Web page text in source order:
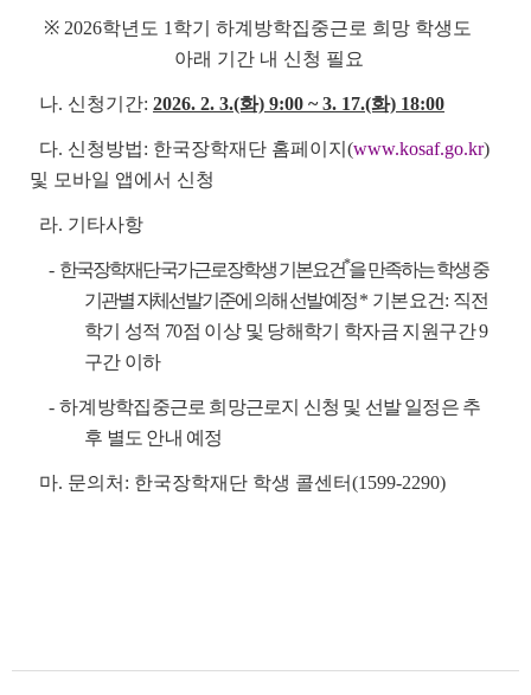
※ 2026학년도 1학기 하계방학집중근로 희망 학생도
아래 기간 내 신청 필요
나. 신청기간: 2026. 2. 3.(화) 9:00 ~ 3. 17.(화) 18:00
다. 신청방법: 한국장학재단 홈페이지(www.kosaf.go.kr)
및 모바일 앱에서 신청
라. 기타사항
- 한국장학재단 국가근로장학생 기본요건*을 만족하는 학생 중
기관별 자체선발기준에 의해 선발 예정* 기본요건: 직전
학기 성적 70점 이상 및 당해학기 학자금 지원구간 9
구간 이하
- 하계 방학집중근로 희망근로지 신청 및 선발 일정은 추
후 별도 안내 예정
마. 문의처: 한국장학재단 학생 콜센터(1599-2290)